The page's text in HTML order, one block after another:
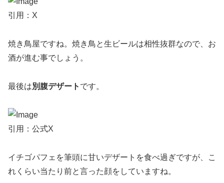
引用：X
焼き鳥屋ですね。焼き鳥と生ビールは相性抜群なので、お
酒が進む事でしょう。
最後は別腹デザート です。
引用：公式X
イチゴパフェを筆頭に甘いデザートを食べ過ぎですが、こ
れくらい当たり前と言った顔をしていますね。